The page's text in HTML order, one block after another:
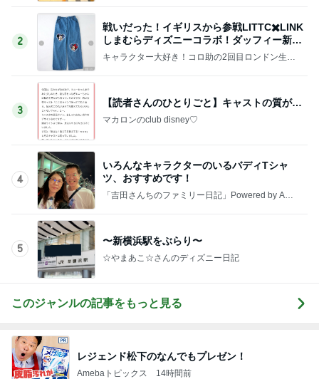
2
戦いだった！イギリスから参戦LITTC✖️LINK
しまむらディズニーコラボ！ダッフィー新商
品の話
キャラクター大好き！コロ助の2回目ロンドン生活
3
【読者さんのひとりごと】キャストの質が…
マカロンのclub disney♡
4
いろんなキャラクターのいるバディTシャ
ツ、おすすめです！
「吉田さんちのファミリー日記」Powered by Ame
5
〜新横浜駅をぶらり〜
☆やまあこ☆さんのディズニー日記
このジャンルの記事をもっと見る
レジェンド松下のなんでもプレゼン！
Amebaトピックス 14時間前